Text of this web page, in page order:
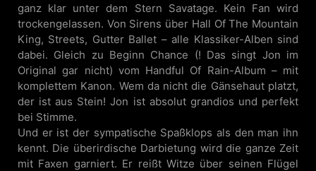
ganz klar unter dem Stern Savatage. Kein Fan wird
trockengelassen. Von Sirens über Hall Of The Mountain
King, Streets, Gutter Ballet – alle Klassiker-Alben sind
dabei. Gleich zu Beginn Chance (! Das singt Jon im
Original gar nicht) vom Handful Of Rain-Album – mit
komplettem Kanon. Wem da nicht die Gänsehaut platzt,
der ist aus Stein! Jon ist absolut grandios und perfekt
bei Stimme.
Und er ist der sympatische Spaßklops als den man ihn
kennt. Die überirdische Darbietung wird die ganze Zeit
mit Faxen garniert. Er reißt Witze über seinen Flügel